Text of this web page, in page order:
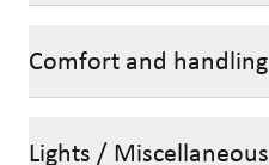
Comfort and handling
Lights / Miscellaneous